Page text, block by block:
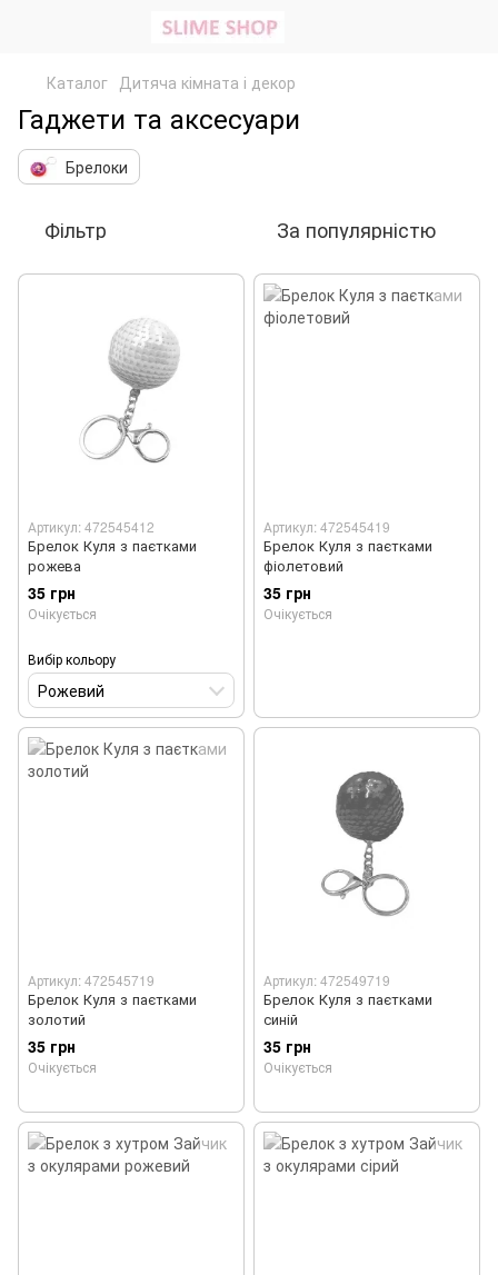
Каталог Дитяча кімната і декор
Гаджети та аксесуари
Брелоки
Фільтр За популярністю
Артикул: 472545412
Брелок Куля з паєтками
рожева
35 грн
Очікується
Вибір кольору
Рожевий
Артикул: 472545419
Брелок Куля з паєтками
фіолетовий
35 грн
Очікується
Артикул: 472545719
Брелок Куля з паєтками
золотий
35 грн
Очікується
Артикул: 472549719
Брелок Куля з паєтками
синій
35 грн
Очікується